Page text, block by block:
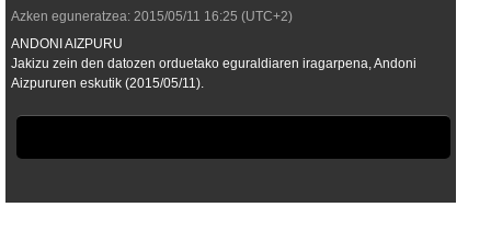
Azken eguneratzea: 2015/05/11 16:25 (UTC+2)
ANDONI AIZPURU
Jakizu zein den datozen orduetako eguraldiaren iragarpena, Andoni
Aizpururen eskutik (2015/05/11).